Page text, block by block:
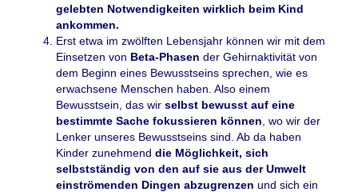
gelebten Notwendigkeiten wirklich beim Kind
ankommen.
Erst etwa im zwölften Lebensjahr können wir mit dem
Einsetzen von Beta-Phasen der Gehirnaktivität von
dem Beginn eines Bewusstseins sprechen, wie es
erwachsene Menschen haben. Also einem
Bewusstsein, das wir selbst bewusst auf eine
bestimmte Sache fokussieren können , wo wir der
Lenker unseres Bewusstseins sind. Ab da haben
Kinder zunehmend die Möglichkeit, sich
selbstständig von den auf sie aus der Umwelt
einströmenden Dingen abzugrenzen und sich ein